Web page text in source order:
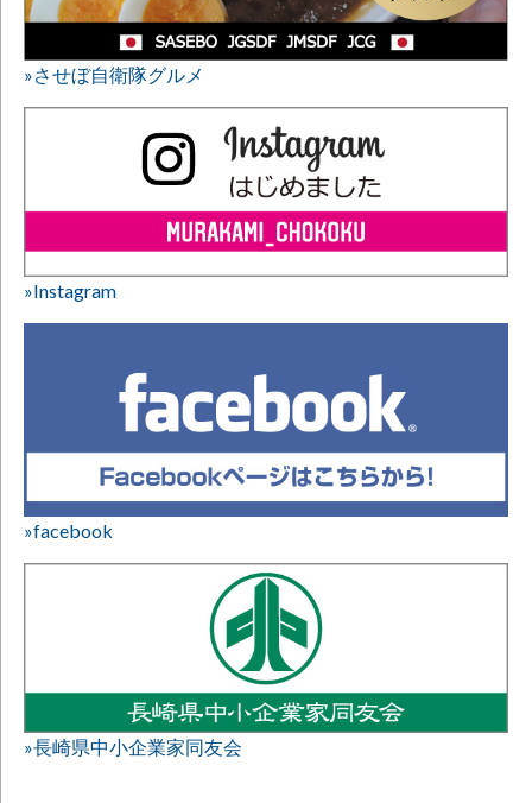
»させぼ自衛隊グルメ
»Instagram
»facebook
»長崎県中小企業家同友会